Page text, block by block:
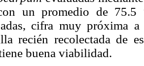
un promedio de
cifra muy próxima
recién recolectada de
buena viabilidad.